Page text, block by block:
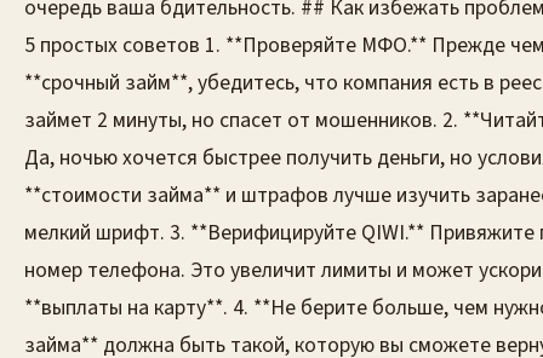
очередь ваша бдительность. ## Как избежать
5 простых советов 1. **Проверяйте МФО.** Прежде
**срочный займ**, убедитесь, что компания есть в
займет 2 минуты, но спасет от мошенников. 2.
Да, ночью хочется быстрее получить деньги, но
**стоимости займа** и штрафов лучше изучить
мелкий шрифт. 3. **Верифицируйте QIWI.** Привяжите
номер телефона. Это увеличит лимиты и может
**выплаты на карту**. 4. **Не берите больше, чем
займа** должна быть такой, которую вы сможете